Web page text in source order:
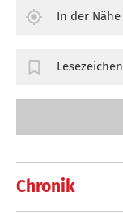
Chronik
In der Nähe
Lesezeichen